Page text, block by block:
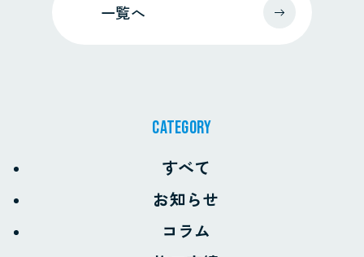
一覧へ
CATEGORY
すべて
お知らせ
コラム